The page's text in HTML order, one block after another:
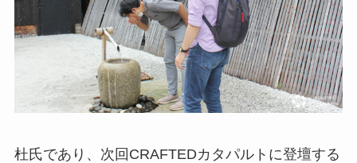
杜氏であり、次回CRAFTEDカタパルトに登壇する